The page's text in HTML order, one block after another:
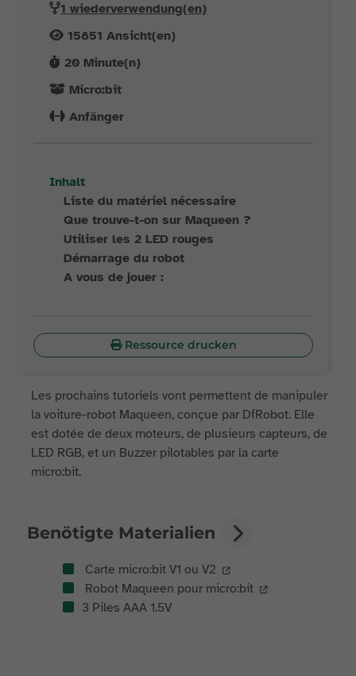
1 wiederverwendung(en)
15851 Ansicht(en)
20 Minute(n)
Micro:bit
Anfänger
Inhalt
Liste du matériel nécessaire
Que trouve-t-on sur Maqueen ?
Utiliser les 2 LED rouges
Démarrage du robot
A vous de jouer :
Ressource drucken
Les prochains tutoriels vont permettent de manipuler
la voiture-robot Maqueen, conçue par DfRobot. Elle
est dotée de deux moteurs, de plusieurs capteurs, de
LED RGB, et un Buzzer pilotables par la carte
micro:bit.
Benötigte Materialien
Carte micro:bit V1 ou V2
Robot Maqueen pour micro:bit
3 Piles AAA 1.5V